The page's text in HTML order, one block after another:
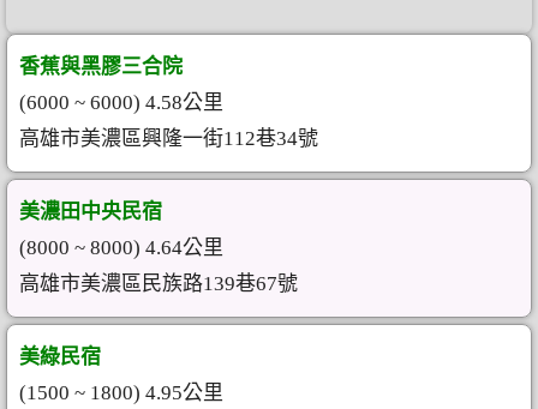
香蕉與黑膠三合院
(6000 ~ 6000) 4.58公里
高雄市美濃區興隆一街112巷34號
美濃田中央民宿
(8000 ~ 8000) 4.64公里
高雄市美濃區民族路139巷67號
美綠民宿
(1500 ~ 1800) 4.95公里